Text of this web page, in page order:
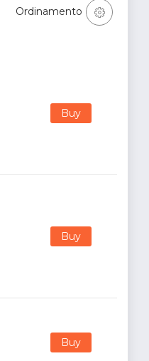
Ordinamento
Buy
Buy
Buy